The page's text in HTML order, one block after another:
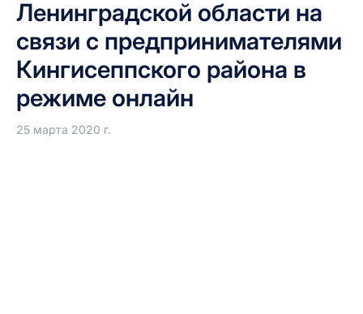
Ленинградской области на
связи с предпринимателями
Кингисеппского района в
режиме онлайн
25 марта 2020 г.